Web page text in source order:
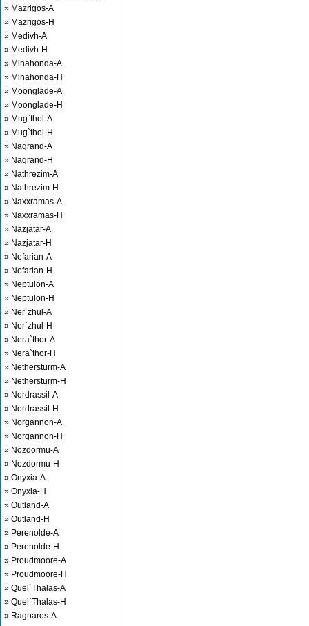
» Mazrigos-A
» Mazrigos-H
» Medivh-A
» Medivh-H
» Minahonda-A
» Minahonda-H
» Moonglade-A
» Moonglade-H
» Mug`thol-A
» Mug`thol-H
» Nagrand-A
» Nagrand-H
» Nathrezim-A
» Nathrezim-H
» Naxxramas-A
» Naxxramas-H
» Nazjatar-A
» Nazjatar-H
» Nefarian-A
» Nefarian-H
» Neptulon-A
» Neptulon-H
» Ner`zhul-A
» Ner`zhul-H
» Nera`thor-A
» Nera`thor-H
» Nethersturm-A
» Nethersturm-H
» Nordrassil-A
» Nordrassil-H
» Norgannon-A
» Norgannon-H
» Nozdormu-A
» Nozdormu-H
» Onyxia-A
» Onyxia-H
» Outland-A
» Outland-H
» Perenolde-A
» Perenolde-H
» Proudmoore-A
» Proudmoore-H
» Quel`Thalas-A
» Quel`Thalas-H
» Ragnaros-A